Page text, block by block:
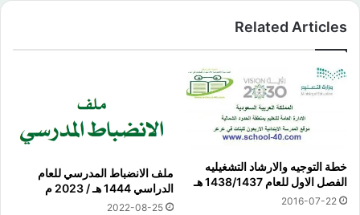
Related Articles
خطة التوجيه والارشاد التشغيليه
الفصل الاول للعام 1438/1437 هـ
2016-07-22
ملف الانضباط المدرسي للعام
الدراسي 1444 هـ / 2023 م
2022-08-25